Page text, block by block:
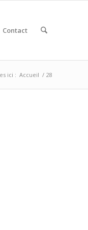
Contact
ici : Accueil / 28